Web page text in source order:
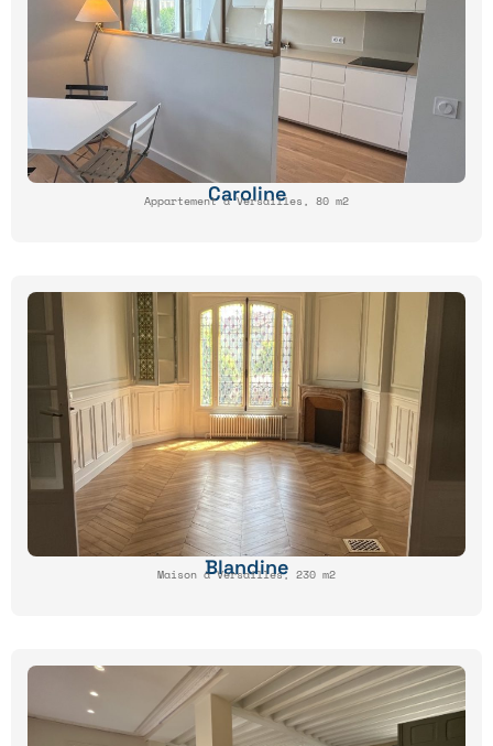
Caroline
Appartement à Versailles, 80 m2
Blandine
Maison à Versailles, 230 m2